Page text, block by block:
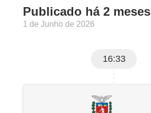
Publicado há 2 meses
1 de Junho de 2026
16:33